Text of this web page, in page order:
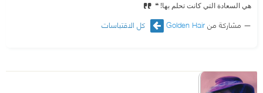
هي السعادة التي كانت تحلم بها! ❝
مشاركة منGolden Hair كل الاقتباسات